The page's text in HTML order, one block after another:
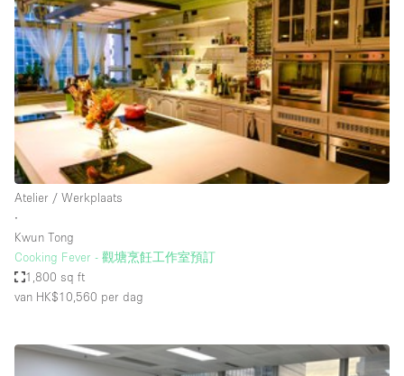
Creatieve ruimte
Dak
Evenementruimte
Foto / Filmstudio
Galerie
Hal
Kantoorruimte
Kraampje / Kiosk / Stalletje
Kraampje / Marktkraam
Markt / Festival
Atelier / Werkplaats
∙
Kwun Tong
Cooking Fever - 觀塘烹飪工作室預訂
1,800 sq ft
van HK$10,560 per dag